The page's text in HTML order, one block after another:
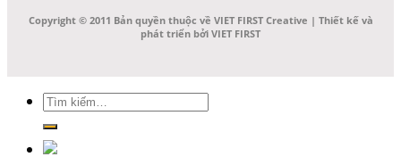
Copyright © 2011 Bản quyền thuộc về VIET FIRST Creative | Thiết kế và
phát triển bởi VIET FIRST
Tìm
kiếm: